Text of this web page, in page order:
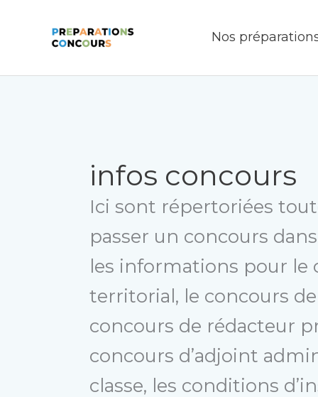
contenu
Nos
infos concours
Ici sont répertoriées
passer un concours
les informations pour le
territorial, le concours
concours de rédacteur
concours d’adjoint
classe, les conditions